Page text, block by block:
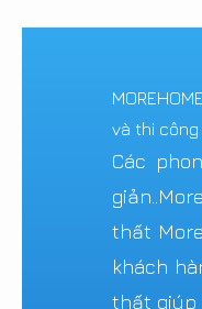
và thi
Các
thất
khách
thất giúp